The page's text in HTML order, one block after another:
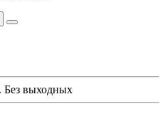
Без выходных